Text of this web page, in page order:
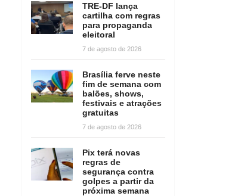
TRE-DF lança
cartilha com regras
para propaganda
eleitoral
7 de agosto de 2026
Brasília ferve neste
fim de semana com
balões, shows,
festivais e atrações
gratuitas
7 de agosto de 2026
Pix terá novas
regras de
segurança contra
golpes a partir da
próxima semana